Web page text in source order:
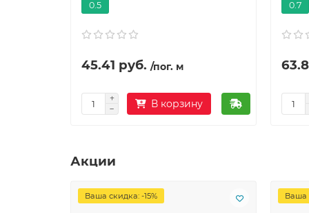
0.5
45.41 руб. /пог. м
В корзину
0.7
Акции
Ваша скидка: -15% Ваша